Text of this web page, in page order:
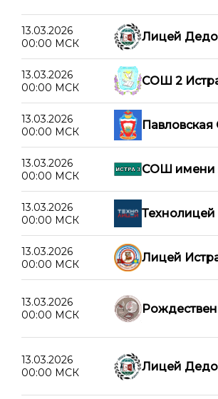
13.03.2026
00:00 МСК
Лицей
13.03.2026
00:00 МСК
СОШ 2
13.03.2026
00:00 МСК
13.03.2026
00:00 МСК
СОШ имени
13.03.2026
00:00 МСК
Технолицей
13.03.2026
00:00 МСК
Лицей
13.03.2026
00:00 МСК
13.03.2026
00:00 МСК
Лицей